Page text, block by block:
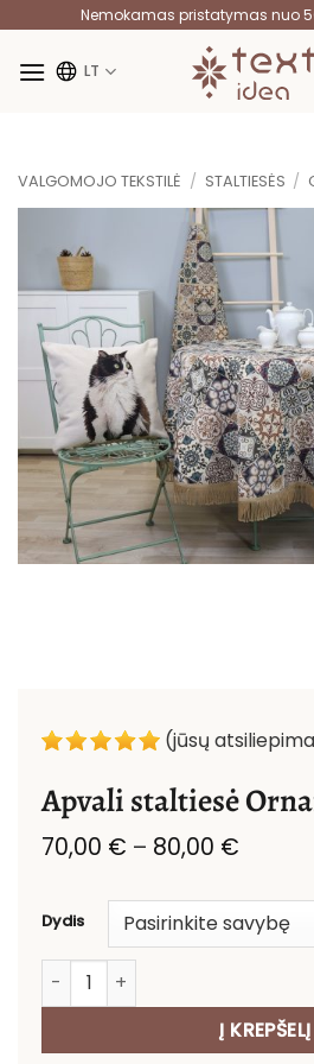
content
Nemokamas pristatymas nuo
LT
VALGOMOJO TEKSTILĖ / STALTIESĖS /
(jūsų
Apvali staltiesė
70,00 € – 80,00 €
through
80,00 €
Dydis
produkto kiekis: Apvali
Į KREPŠELĮ